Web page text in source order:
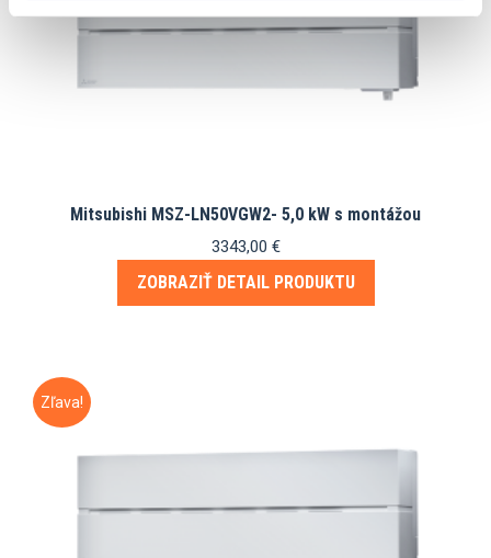
Mitsubishi MSZ-LN50VGW2- 5,0 kW s montážou
3343,00 €
ZOBRAZIŤ DETAIL PRODUKTU
Zľava!